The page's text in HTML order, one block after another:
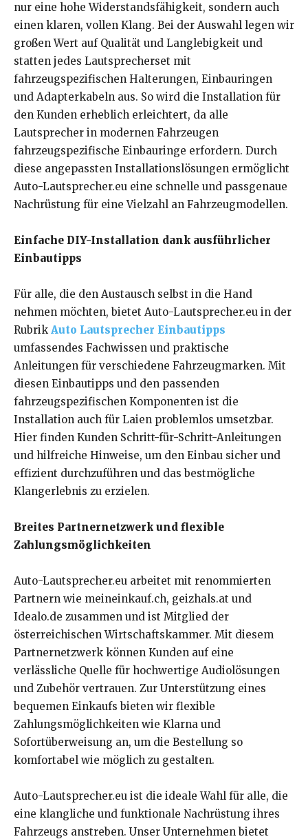
nur eine hohe Widerstandsfähigkeit, sondern auch
einen klaren, vollen Klang. Bei der Auswahl legen wir
großen Wert auf Qualität und Langlebigkeit und
statten jedes Lautsprecherset mit
fahrzeugspezifischen Halterungen, Einbauringen
und Adapterkabeln aus. So wird die Installation für
den Kunden erheblich erleichtert, da alle
Lautsprecher in modernen Fahrzeugen
fahrzeugspezifische Einbauringe erfordern. Durch
diese angepassten Installationslösungen ermöglicht
Auto-Lautsprecher.eu eine schnelle und passgenaue
Nachrüstung für eine Vielzahl an Fahrzeugmodellen.
Einfache DIY-Installation dank ausführlicher
Einbautipps
Für alle, die den Austausch selbst in die Hand
nehmen möchten, bietet Auto-Lautsprecher.eu in der
Rubrik Auto Lautsprecher Einbautipps
umfassendes Fachwissen und praktische
Anleitungen für verschiedene Fahrzeugmarken. Mit
diesen Einbautipps und den passenden
fahrzeugspezifischen Komponenten ist die
Installation auch für Laien problemlos umsetzbar.
Hier finden Kunden Schritt-für-Schritt-Anleitungen
und hilfreiche Hinweise, um den Einbau sicher und
effizient durchzuführen und das bestmögliche
Klangerlebnis zu erzielen.
Breites Partnernetzwerk und flexible
Zahlungsmöglichkeiten
Auto-Lautsprecher.eu arbeitet mit renommierten
Partnern wie meineinkauf.ch, geizhals.at und
Idealo.de zusammen und ist Mitglied der
österreichischen Wirtschaftskammer. Mit diesem
Partnernetzwerk können Kunden auf eine
verlässliche Quelle für hochwertige Audiolösungen
und Zubehör vertrauen. Zur Unterstützung eines
bequemen Einkaufs bieten wir flexible
Zahlungsmöglichkeiten wie Klarna und
Sofortüberweisung an, um die Bestellung so
komfortabel wie möglich zu gestalten.
Auto-Lautsprecher.eu ist die ideale Wahl für alle, die
eine klangliche und funktionale Nachrüstung ihres
Fahrzeugs anstreben. Unser Unternehmen bietet